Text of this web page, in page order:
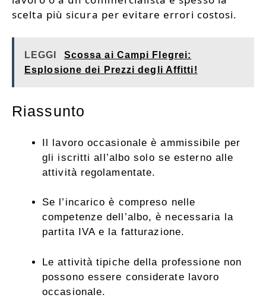
scelta più sicura per evitare errori costosi.
LEGGI
Scossa ai Campi Flegrei:
Esplosione dei Prezzi degli Affitti!
Riassunto
Il lavoro occasionale è ammissibile per
gli iscritti all’albo solo se esterno alle
attività regolamentate.
Se l’incarico è compreso nelle
competenze dell’albo, è necessaria la
partita IVA e la fatturazione.
Le attività tipiche della professione non
possono essere considerate lavoro
occasionale.